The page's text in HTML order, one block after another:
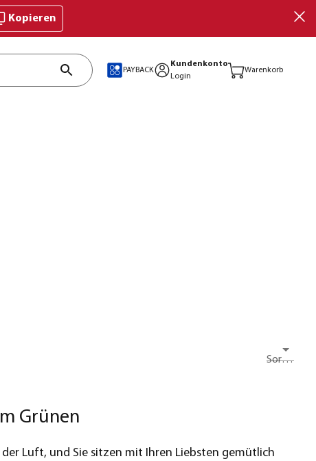
Kopieren
PAYBACK
Kundenkonto
Login
Warenkorb
Sortieren nach
Grünen
Luft, und Sie sitzen mit Ihren Liebsten gemütlich